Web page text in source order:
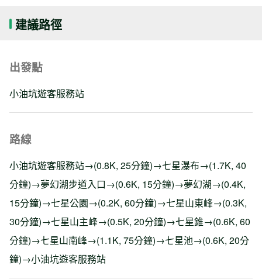
建議路徑
出發點
小油坑遊客服務站
路線
小油坑遊客服務站→(0.8K, 25分鐘)→七星瀑布→(1.7K, 40
分鐘)→夢幻湖步道入口→(0.6K, 15分鐘)→夢幻湖→(0.4K,
15分鐘)→七星公園→(0.2K, 60分鐘)→七星山東峰→(0.3K,
30分鐘)→七星山主峰→(0.5K, 20分鐘)→七星錐→(0.6K, 60
分鐘)→七星山南峰→(1.1K, 75分鐘)→七星池→(0.6K, 20分
鐘)→小油坑遊客服務站